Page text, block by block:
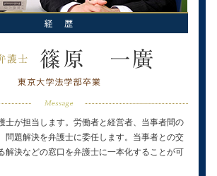
士が担当します。労働者と経営者、当事者間の
問題解決を弁護士に委任します。当事者との交
解決などの窓口を弁護士に一本化することが可